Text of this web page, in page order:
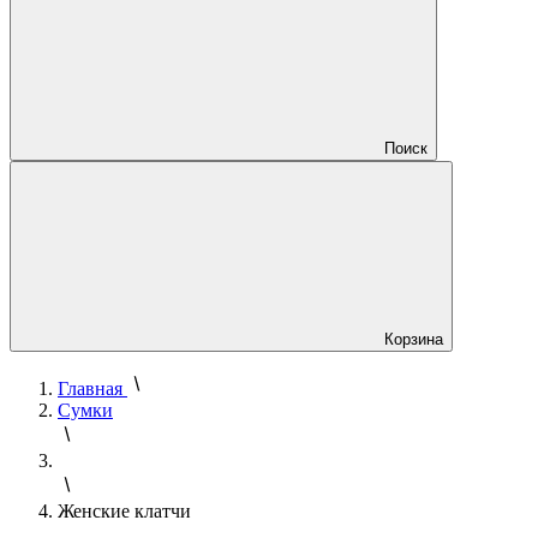
Поиск
Корзина
Главная
Сумки
Женские клатчи